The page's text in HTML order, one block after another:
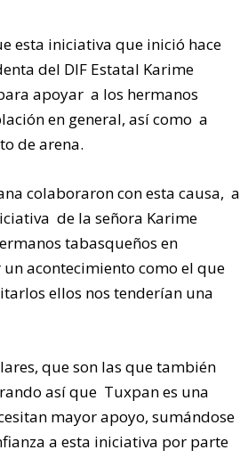
esta iniciativa que inició hace
del DIF Estatal Karime
apoyar a los hermanos
en general, así como a
de arena.
colaboraron con esta causa, a
de la señora Karime
tabasqueños en
acontecimiento como el que
ellos nos tenderían una
que son las que también
así que Tuxpan es una
mayor apoyo, sumándose
a esta iniciativa por parte